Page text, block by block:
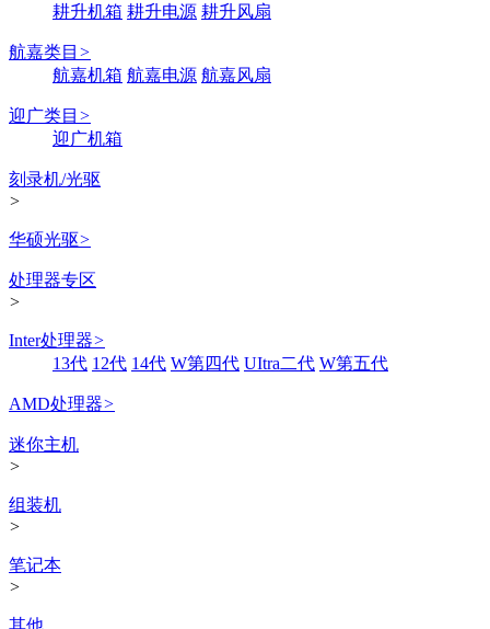
耕升机箱 耕升电源 耕升风扇
航嘉类目 >
航嘉机箱 航嘉电源 航嘉风扇
迎广类目 >
迎广机箱
刻录机/光驱
>
华硕光驱>
处理器专区
>
Inter处理器>
13代 12代 14代 W第四代 UItra二代 W第五代
AMD处理器>
迷你主机
>
组装机
>
笔记本
>